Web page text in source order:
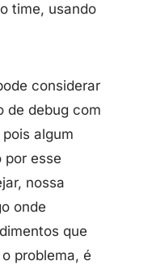
time, usando
considerar
de debug com
algum
por esse
nossa
onde
que
problema, é